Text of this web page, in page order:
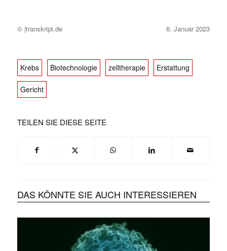
© |transkript.de 6. Januar 2023
Krebs Biotechnologie zelltherapie Erstattung
Gericht
TEILEN SIE DIESE SEITE
DAS KÖNNTE SIE AUCH INTERESSIEREN